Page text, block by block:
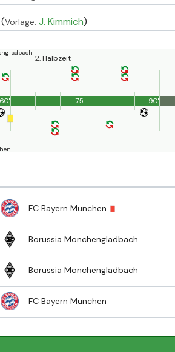
(Vorlage: J. Kimmich)
2. Halbzeit
90'
60' 75'
FC Bayern München
Borussia Mönchengladbach
Borussia Mönchengladbach
FC Bayern München